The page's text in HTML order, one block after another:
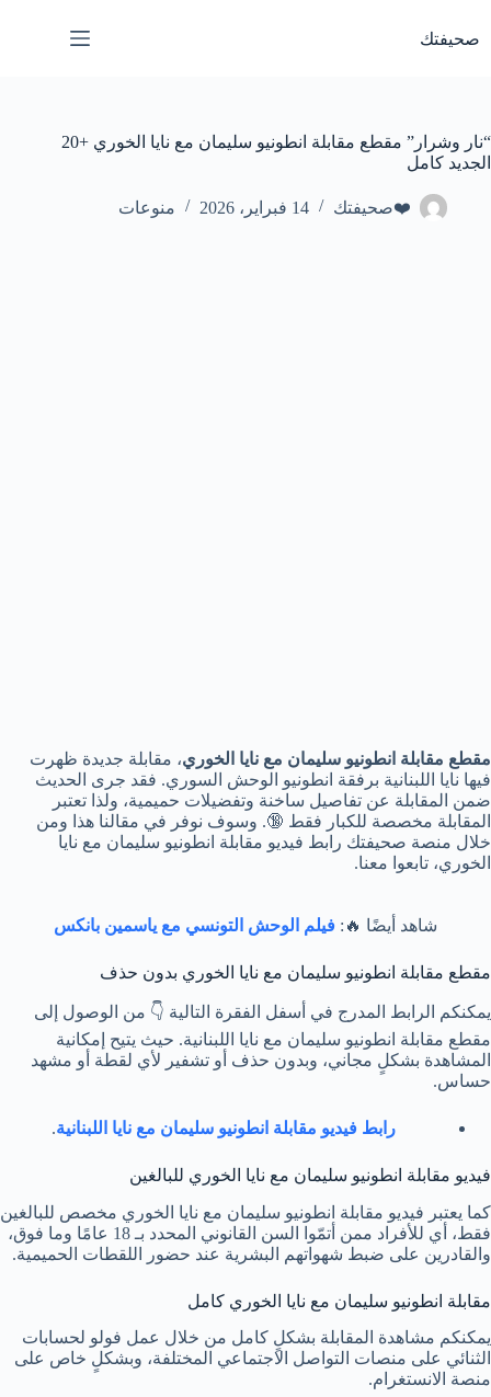
المحتوى
صحيفتك
“نار وشرار” مقطع مقابلة انطونيو سليمان مع نايا الخوري +20
الجديد كامل
❤️صحيفتك 14 فبراير، 2026 منوعات
مقطع مقابلة انطونيو سليمان مع نايا الخوري، مقابلة جديدة ظهرت
فيها نايا اللبنانية برفقة انطونيو الوحش السوري. فقد جرى الحديث
ضمن المقابلة عن تفاصيل ساخنة وتفضيلات حميمية، ولذا تعتبر
المقابلة مخصصة للكبار فقط 🔞. وسوف نوفر في مقالنا هذا ومن
خلال منصة صحيفتك رابط فيديو مقابلة انطونيو سليمان مع نايا
الخوري، تابعوا معنا.
شاهد أيضًا 🔥: فيلم الوحش التونسي مع ياسمين بانكس
مقطع مقابلة انطونيو سليمان مع نايا الخوري بدون حذف
يمكنكم الرابط المدرج في أسفل الفقرة التالية 👇 من الوصول إلى
مقطع مقابلة انطونيو سليمان مع نايا اللبنانية. حيث يتيح إمكانية
المشاهدة بشكلٍ مجاني، وبدون حذف أو تشفير لأي لقطة أو مشهد
حساس.
رابط فيديو مقابلة انطونيو سليمان مع نايا اللبنانية.
فيديو مقابلة انطونيو سليمان مع نايا الخوري للبالغين
كما يعتبر فيديو مقابلة انطونيو سليمان مع نايا الخوري مخصص للبالغين
فقط، أي للأفراد ممن أتمّوا السن القانوني المحدد بـ 18 عامًا وما فوق،
والقادرين على ضبط شهواتهم البشرية عند حضور اللقطات الحميمية.
مقابلة انطونيو سليمان مع نايا الخوري كامل
يمكنكم مشاهدة المقابلة بشكلٍ كامل من خلال عمل فولو لحسابات
الثنائي على منصات التواصل الاجتماعي المختلفة، وبشكلٍ خاص على
منصة الانستغرام.